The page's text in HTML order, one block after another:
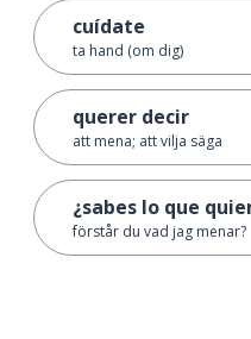
cuídate
ta hand (om dig)
querer decir
att mena; att vilja säga
¿sabes lo que
förstår du vad jag menar?